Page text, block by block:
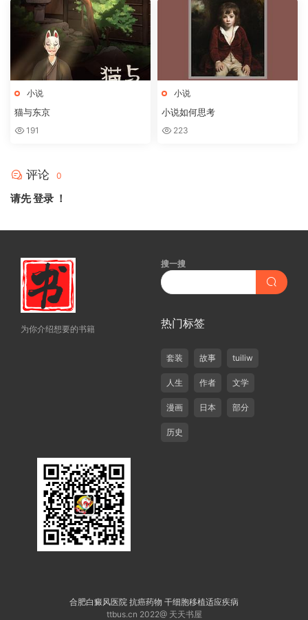
小说
猫与东京
191
小说
小说如何思考
223
评论 0
请先登录 ！
为你介绍想要的书籍
搜一搜
热门标签
套装 故事 tuiliw
人生 作者 文学
漫画 日本 部分
历史
合肥白癜风医院 抗癌药物 干细胞移植适应疾病
ttbus.cn 2022@ 天天书屋